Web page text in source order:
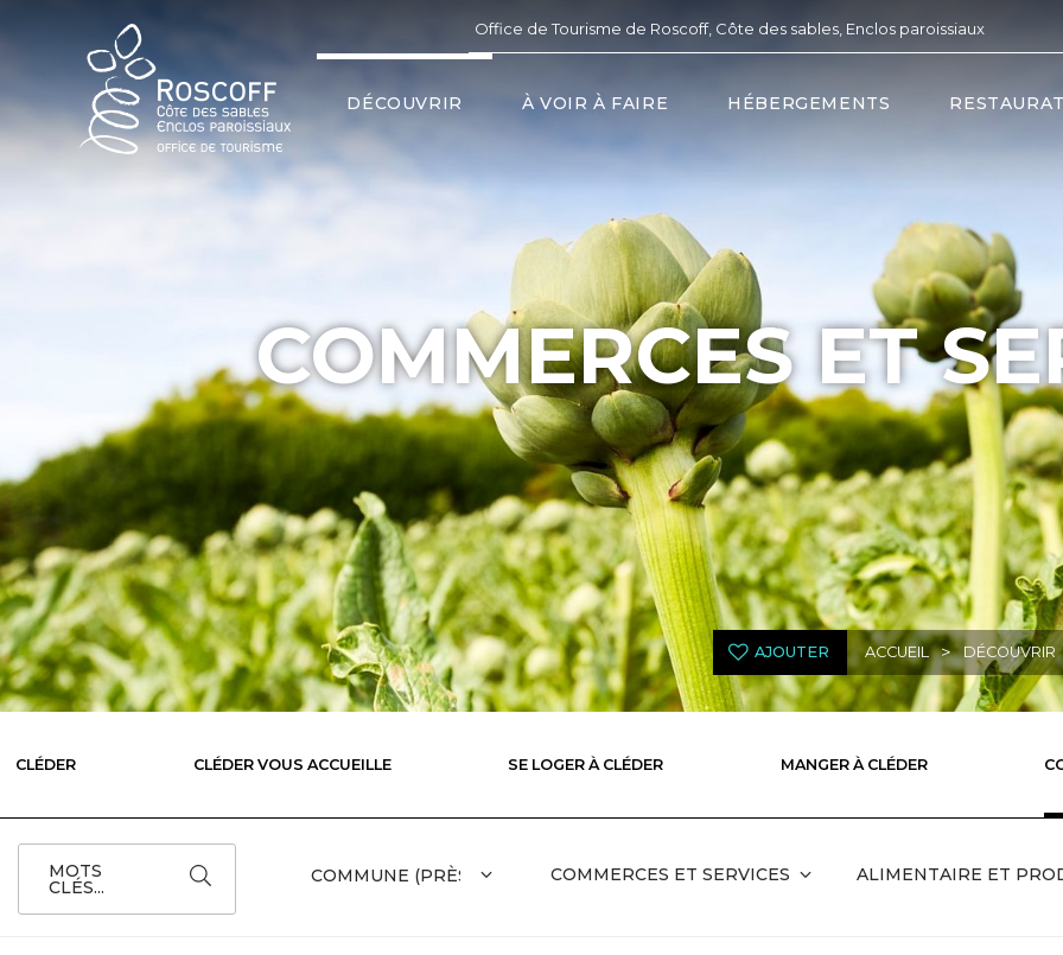
Office de Tourisme de Roscoff, Côte des sables, Enclos paroissiaux
DÉCOUVRIR À VOIR À FAIRE HÉBERGEMENTS
COMMERCES ET
AJOUTER ACCUEIL > DÉCOUVRIR
CLÉDER CLÉDER VOUS ACCUEILLE SE LOGER À CLÉDER MANGER À CLÉDER
MOTS
CLÉS...
COMMERCES ET SERVICES ALIMENTAIRE ET